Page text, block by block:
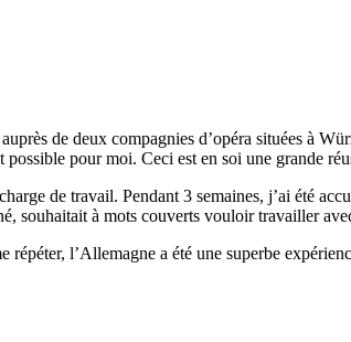
de deux compagnies d’opéra situées à
pour moi. Ceci est en soi une grande
de travail. Pendant 3 semaines, j’ai été
souhaitait à mots couverts vouloir travailler
l’Allemagne a été une superbe